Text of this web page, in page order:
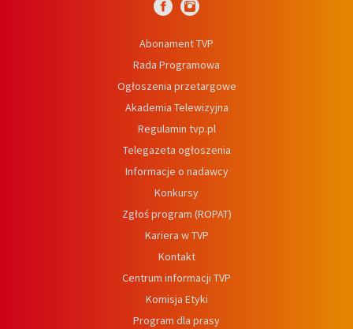
Abonament TVP
Rada Programowa
Ogłoszenia przetargowe
Akademia Telewizyjna
Regulamin tvp.pl
Telegazeta ogłoszenia
Informacje o nadawcy
Konkursy
Zgłoś program (ROPAT)
Kariera w TVP
Kontakt
Centrum informacji TVP
Komisja Etyki
Program dla prasy